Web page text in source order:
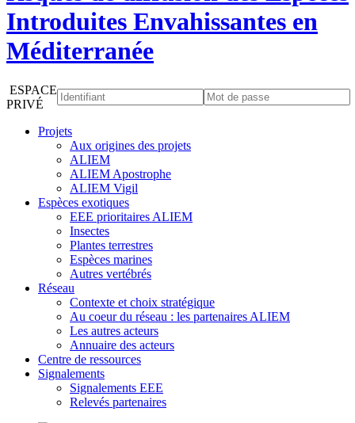
ESPACE
PRIVÉ
Projets
Aux origines des projets
ALIEM
ALIEM Apostrophe
ALIEM Vigil
Espèces exotiques
EEE prioritaires ALIEM
Insectes
Plantes terrestres
Espèces marines
Autres vertébrés
Réseau
Contexte et choix stratégique
Au coeur du réseau : les partenaires ALIEM
Les autres acteurs
Annuaire des acteurs
Centre de ressources
Signalements
Signalements EEE
Relevés partenaires